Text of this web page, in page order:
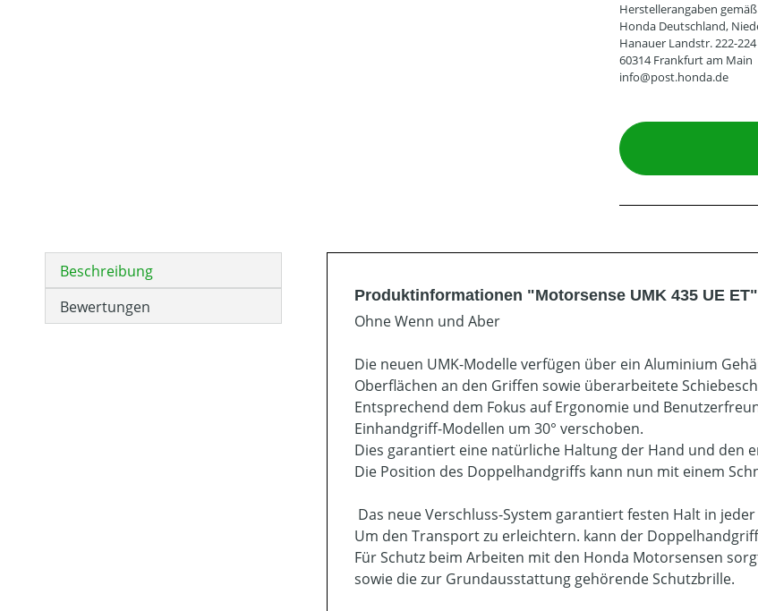
Herstellerangaben
Honda Deutschland,
Hanauer Landstr. 222-224
60314 Frankfurt am Main
info@post.honda.de
Beschreibung
Bewertungen
Produktinformationen "Motorsense UMK 435 UE ET"
Ohne Wenn und Aber
Die neuen UMK-Modelle verfügen über ein Aluminium
Oberflächen an den Griffen sowie überarbeitete
Entsprechend dem Fokus auf Ergonomie und
Einhandgriff-Modellen um 30° verschoben.
Dies garantiert eine natürliche Haltung der Hand und den
Die Position des Doppelhandgriffs kann nun mit einem
Das neue Verschluss-System garantiert festen Halt in
Um den Transport zu erleichtern. kann der
Für Schutz beim Arbeiten mit den Honda Motorsensen
sowie die zur Grundausstattung gehörende Schutzbrille.